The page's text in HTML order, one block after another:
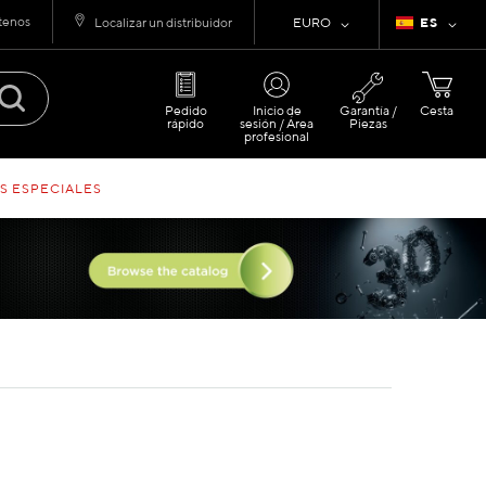
Lenguaje
ES
Moneda
EURO
Localizar un distribuidor
Cesta
Pedido
rápido
Inicio de
sesión / Área
profesional
Garantía /
Piezas
ESPECIALES